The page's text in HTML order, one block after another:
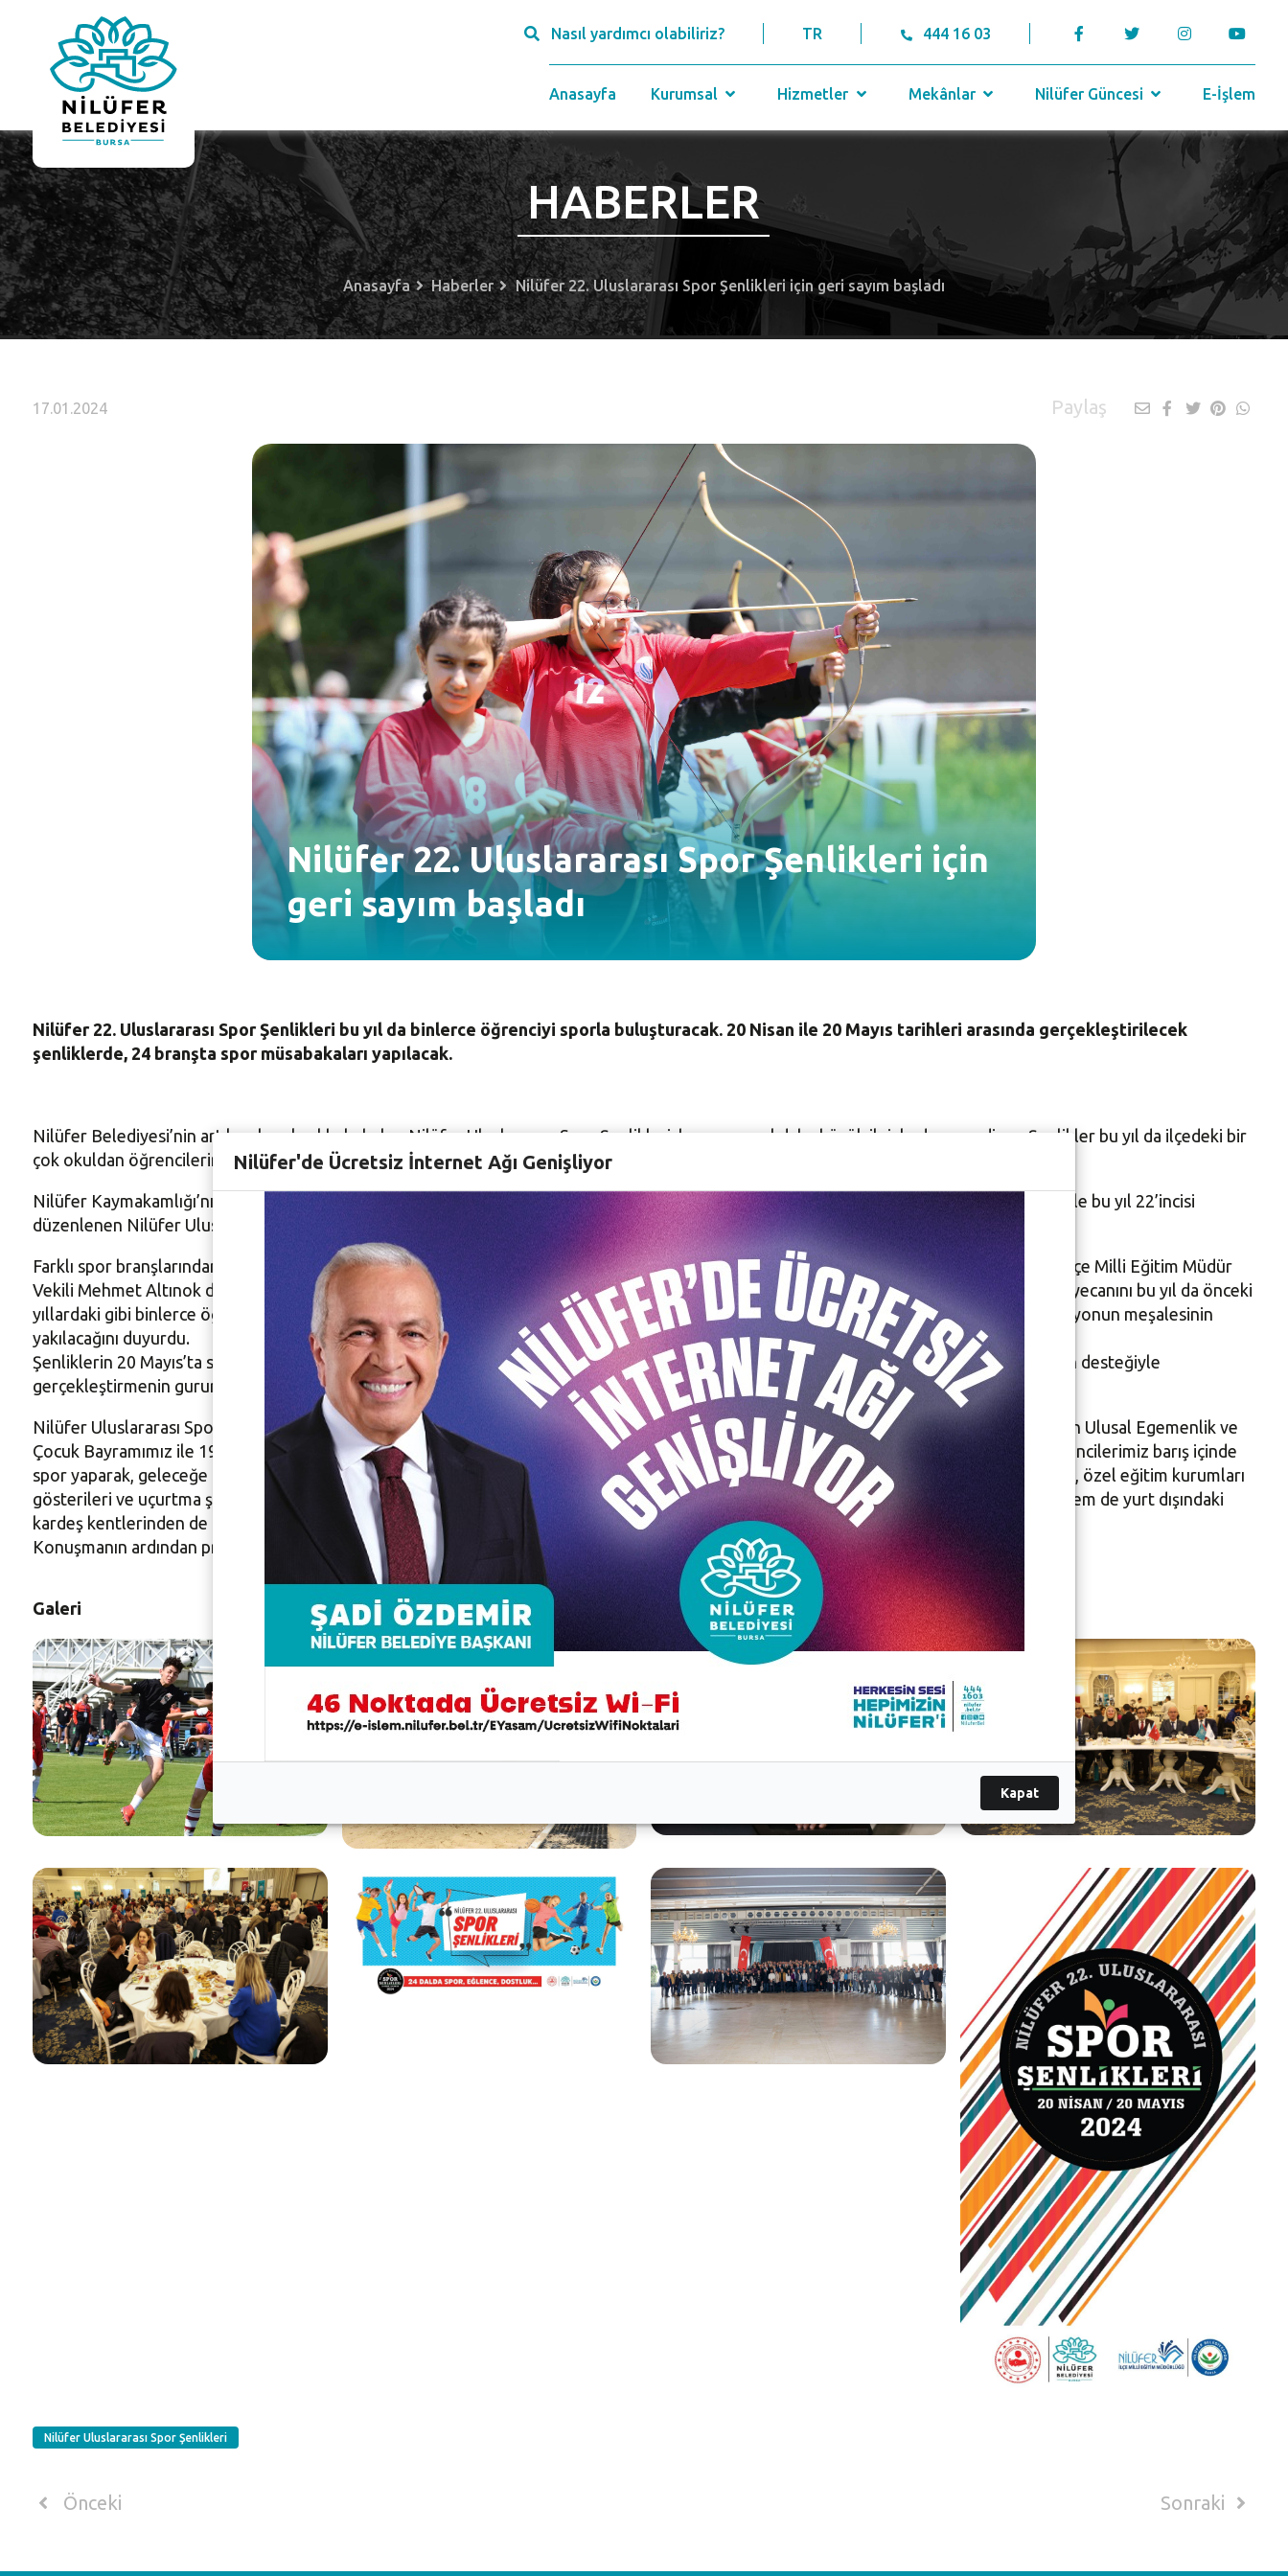
Nasıl yardımcı olabiliriz? TR 444 16 03
Anasayfa Kurumsal Hizmetler Mekânlar Nilüfer Güncesi E-İşlem
HABERLER
Anasayfa Haberler Nilüfer 22. Uluslararası Spor Şenlikleri için geri sayım başladı
17.01.2024 Paylaş
Nilüfer 22. Uluslararası Spor Şenlikleri için
geri sayım başladı
Nilüfer 22. Uluslararası Spor Şenlikleri bu yıl da binlerce öğrenciyi sporla buluşturacak. 20 Nisan ile 20 Mayıs tarihleri arasında gerçekleştirilecek
şenliklerde, 24 branşta spor müsabakaları yapılacak.
Nilüfer Belediyesi’nin artık geleneksel hale halen Nilüfer Uluslararası Spor Şenlikleri, her geçen yıl daha büyük ilgiyle devam ediyor. Şenlikler bu yıl da ilçedeki bir
çok okuldan öğrencilerin katılımıyla bir ay boyunca devam edecek.
Nilüfer Kaymakamlığı’nın himayesinde, Nilüfer İlçe Milli Eğitim Müdürlüğü, Nilüfer Belediyespor Kulübü ve Nilüfer Kent Konseyi iş birliğiyle bu yıl 22’incisi
düzenlenen Nilüfer Uluslararası Spor Şenlikleri ile ilgili ilk hazırlık toplantısı görevli eğitimcilerin katılımıyla yapıldı.
Farklı spor branşlarından çok sayıda öğretmenin hazır bulunduğu toplantıya Nilüfer Belediye Başkan Yardımcısı Dr. Sibel Özer ile Nilüfer İlçe Milli Eğitim Müdür
Vekili Mehmet Altınok da katıldı. Toplantının açılış konuşmasını yapan Nilüfer Belediye Başkan Yardımcısı Dr. Sibel Özer, Spor Şenlikleri heyecanını bu yıl da önceki
yıllardaki gibi binlerce öğrenci ve öğretmenin birlikte yaşayacağını söyledi. Özer, 20 Nisan’da spor kenti Nilüfer’e yakışan bu dev organizasyonun meşalesinin
yakılacağını duyurdu.
Şenliklerin 20 Mayıs’ta sona ereceğini söyleyen Özer, “Nilüfer’de, böylesine kapsamlı, örnek bir organizasyonu siz değerli eğitimcilerimizin desteğiyle
gerçekleştirmenin gururunu yaşıyoruz” dedi.
Nilüfer Uluslararası Spor Şenlikleri’nin her yıl artan ilgiyle devam ettiğini ifade eden Özer, sözlerini şöyle sürdürdü: “Şenliklerimiz, 23 Nisan Ulusal Egemenlik ve
Çocuk Bayramımız ile 19 Mayıs Atatürk’ü Anma Gençlik ve Spor Bayramımız kapsıyor. Bu iki önemli bayramı kapsayan şenliklerimizde öğrencilerimiz barış içinde
spor yaparak, geleceğe dair umutlarımızı yeşertecek. Şenliklerde bu yıl 24 branşta spor müsabakaları gerçekleştirilecek. Ayrıca okul öncesi, özel eğitim kurumları
gösterileri ve uçurtma şenlikleri de yapılacak. Önceki yıllarda olduğu gibi bu yıl da şenliklerimize Nilüfer Belediyesi’nin hem Türkiye’deki, hem de yurt dışındaki
kardeş kentlerinden de öğrenciler katılacak” diye konuştu.
Konuşmanın ardından programa katılanlara, başvuruları yapacakları yazılım sistemi tanıtıldı ve şenlik programı ele alındı.
Galeri
Nilüfer Uluslararası Spor Şenlikleri
Önceki Sonraki
Nilüfer'de Ücretsiz İnternet Ağı Genişliyor
Kapat